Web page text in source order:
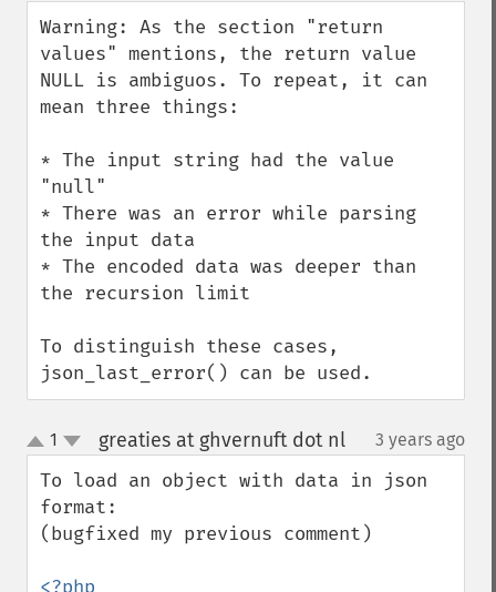
Warning: As the section "return
values" mentions, the return value
NULL is ambiguos. To repeat, it can
mean three things:
* The input string had the value
"null"
* There was an error while parsing
the input data
* The encoded data was deeper than
the recursion limit
To distinguish these cases,
json_last_error() can be used.
up
down
1 greaties at ghvernuft dot nl¶ 3 years ago
To load an object with data in json
format:
(bugfixed my previous comment)